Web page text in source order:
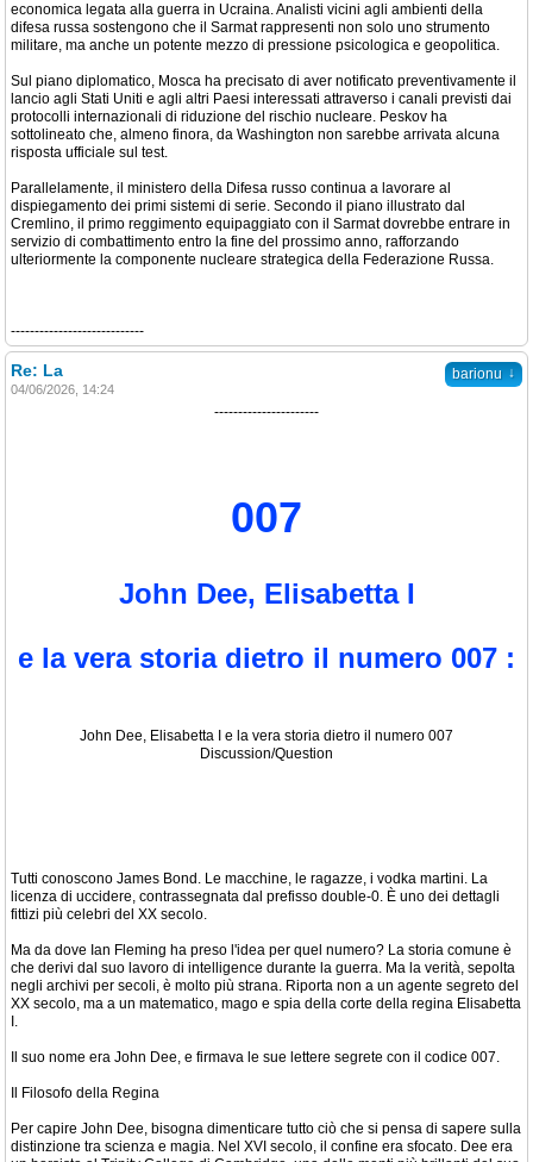
economica legata alla guerra in Ucraina. Analisti vicini agli ambienti della
difesa russa sostengono che il Sarmat rappresenti non solo uno strumento
militare, ma anche un potente mezzo di pressione psicologica e geopolitica.
Sul piano diplomatico, Mosca ha precisato di aver notificato preventivamente il
lancio agli Stati Uniti e agli altri Paesi interessati attraverso i canali previsti dai
protocolli internazionali di riduzione del rischio nucleare. Peskov ha
sottolineato che, almeno finora, da Washington non sarebbe arrivata alcuna
risposta ufficiale sul test.
Parallelamente, il ministero della Difesa russo continua a lavorare al
dispiegamento dei primi sistemi di serie. Secondo il piano illustrato dal
Cremlino, il primo reggimento equipaggiato con il Sarmat dovrebbe entrare in
servizio di combattimento entro la fine del prossimo anno, rafforzando
ulteriormente la componente nucleare strategica della Federazione Russa.
----------------------------
barionu ↓
Re: La
04/06/2026, 14:24
----------------------
007
John Dee, Elisabetta I
e la vera storia dietro il numero 007 :
John Dee, Elisabetta I e la vera storia dietro il numero 007
Discussion/Question
Tutti conoscono James Bond. Le macchine, le ragazze, i vodka martini. La
licenza di uccidere, contrassegnata dal prefisso double-0. È uno dei dettagli
fittizi più celebri del XX secolo.
Ma da dove Ian Fleming ha preso l'idea per quel numero? La storia comune è
che derivi dal suo lavoro di intelligence durante la guerra. Ma la verità, sepolta
negli archivi per secoli, è molto più strana. Riporta non a un agente segreto del
XX secolo, ma a un matematico, mago e spia della corte della regina Elisabetta
I.
Il suo nome era John Dee, e firmava le sue lettere segrete con il codice 007.
Il Filosofo della Regina
Per capire John Dee, bisogna dimenticare tutto ciò che si pensa di sapere sulla
distinzione tra scienza e magia. Nel XVI secolo, il confine era sfocato. Dee era